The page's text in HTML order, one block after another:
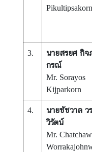
a
s
a
Pikultipsakorn
3.
นายสรยศ กิจ
กรณ์
Mr. Sorayos
Kijparkorn
4.
นายชัชวาล ว
วิรัตน์
Mr.